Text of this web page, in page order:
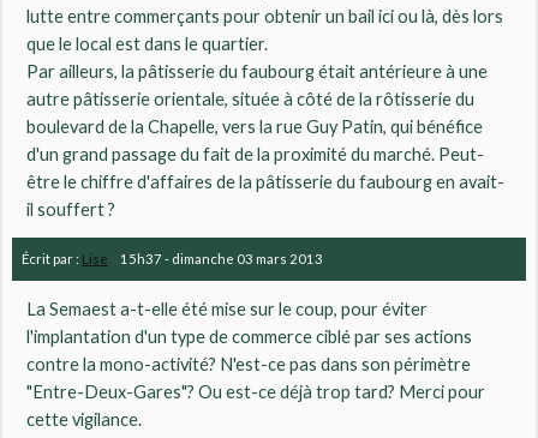
lutte entre commerçants pour obtenir un bail ici ou là, dès lors
que le local est dans le quartier.
Par ailleurs, la pâtisserie du faubourg était antérieure à une
autre pâtisserie orientale, située à côté de la rôtisserie du
boulevard de la Chapelle, vers la rue Guy Patin, qui bénéfice
d'un grand passage du fait de la proximité du marché. Peut-
être le chiffre d'affaires de la pâtisserie du faubourg en avait-
il souffert ?
Écrit par : Lise 15h37- dimanche 03 mars 2013
La Semaest a-t-elle été mise sur le coup, pour éviter
l'implantation d'un type de commerce ciblé par ses actions
contre la mono-activité? N'est-ce pas dans son périmètre
"Entre-Deux-Gares"? Ou est-ce déjà trop tard? Merci pour
cette vigilance.